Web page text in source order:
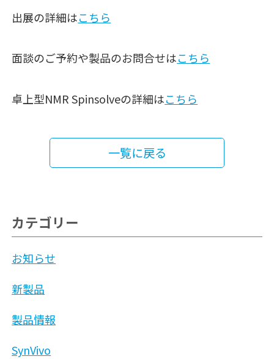
出展の詳細はこちら
面談のご予約や製品のお問合せはこちら
卓上型NMR Spinsolveの詳細はこちら
一覧に戻る
カテゴリー
お知らせ
新製品
製品情報
SynVivo